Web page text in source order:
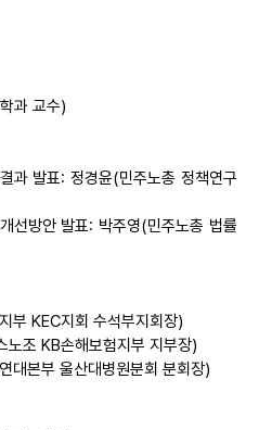
과 교수)
과 발표: 정경윤(민주노총 정책연구
선방안 발표: 박주영(민주노총 법률
부 KEC지회 수석부지회장)
노조 KB손해보험지부 지부장)
대본부 울산대병원분회 분회장)